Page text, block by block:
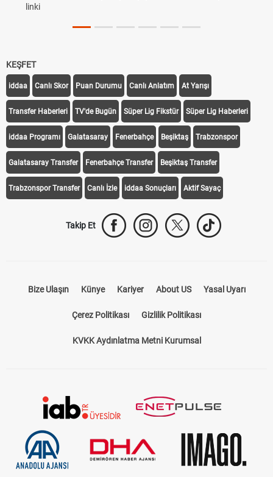
linki
KEŞFET
iddaa Canlı Skor Puan Durumu Canlı Anlatım At Yarışı
Transfer Haberleri TV'de Bugün Süper Lig Fikstür Süper Lig Haberleri
iddaa Programı Galatasaray Fenerbahçe Beşiktaş Trabzonspor
Galatasaray Transfer Fenerbahçe Transfer Beşiktaş Transfer
Trabzonspor Transfer Canlı İzle iddaa Sonuçları Aktif Sayaç
Takip Et
Bize Ulaşın Künye Kariyer About US Yasal Uyarı
Çerez Politikası Gizlilik Politikası
KVKK Aydınlatma Metni Kurumsal